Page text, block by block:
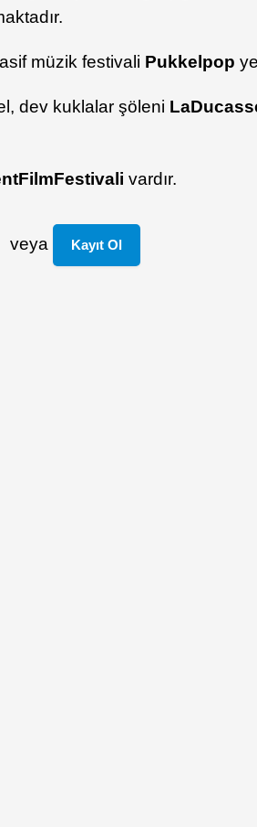
müzik festivali Pukkelpop
dev kuklalar şöleni La
FilmFestivali vardır.
veya Kayıt Ol